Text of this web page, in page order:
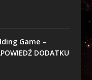
Game –
DODATKU